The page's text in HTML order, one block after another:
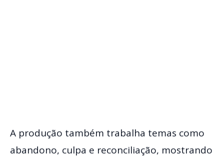
A produção também trabalha temas como
abandono, culpa e reconciliação, mostrando